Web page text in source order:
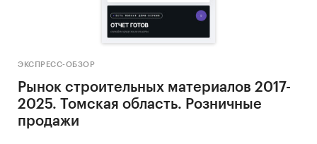
ЭКСПРЕСС-ОБЗОР
Рынок строительных материалов 2017-
2025. Томская область. Розничные
продажи